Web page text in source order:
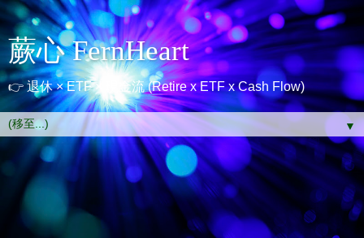
蕨心 FernHeart
👉 退休 × ETF × 現金流 (Retire x ETF x Cash Flow)
▼